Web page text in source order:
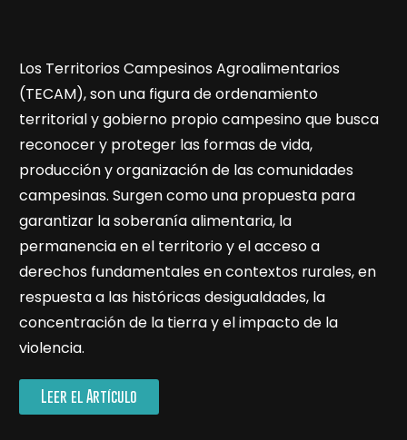
Los Territorios Campesinos Agroalimentarios
(TECAM), son una figura de ordenamiento
territorial y gobierno propio campesino que busca
reconocer y proteger las formas de vida,
producción y organización de las comunidades
campesinas. Surgen como una propuesta para
garantizar la soberanía alimentaria, la
permanencia en el territorio y el acceso a
derechos fundamentales en contextos rurales, en
respuesta a las históricas desigualdades, la
concentración de la tierra y el impacto de la
violencia.
Leer el Artículo